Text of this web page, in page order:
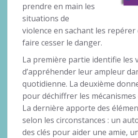
prendre en main les
situations de
violence en sachant les
faire cesser le danger.
La première partie identifie les
d’appréhender leur ampleur
quotidienne. La deuxième
pour déchiffrer les mécanismes
La dernière apporte des
selon les circonstances : un
des clés pour aider une amie,